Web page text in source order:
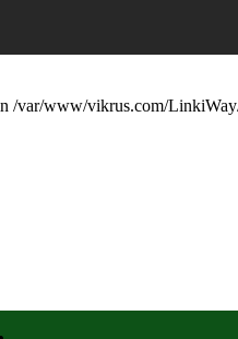
/var/www/vikrus.com/